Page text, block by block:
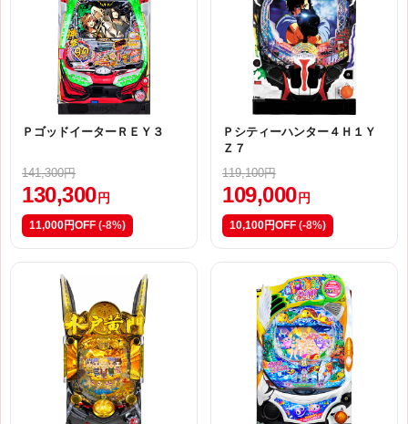
ＰゴッドイーターＲＥＹ３
141,300円
130,300 円
11,000円OFF (-8%)
Ｐシティーハンター４Ｈ１Ｙ
Ｚ７
119,100円
109,000 円
10,100円OFF (-8%)